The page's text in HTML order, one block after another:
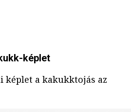
képlet
képlet a kakukktojás az